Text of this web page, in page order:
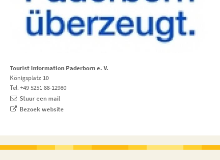
Tourist Information Paderborn e. V.
Königsplatz 10
Tel. +49 5251 88-12980
Stuur een mail
Bezoek website